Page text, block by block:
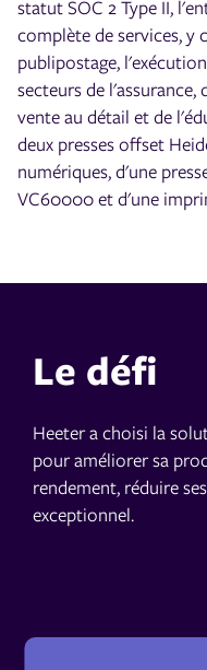
statut SOC 2 Type II,
complète de services, y
publipostage,
secteurs de l'assurance,
vente au détail et de
deux presses offset
numériques, d'une
VC60000 et d'une
Le défi
Heeter a choisi la
pour améliorer sa
rendement, réduire
exceptionnel.